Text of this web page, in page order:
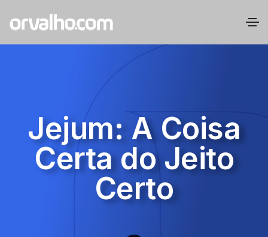
Jejum: A Coisa
Certa do Jeito
Certo